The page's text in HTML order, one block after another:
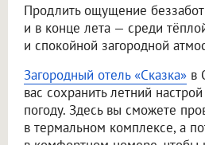
Продлить ощущение
и в конце лета — среди
и спокойной загородной
Загородный отель «Сказка» в
вас сохранить летний
погоду. Здесь вы сможете
в термальном комплексе, а